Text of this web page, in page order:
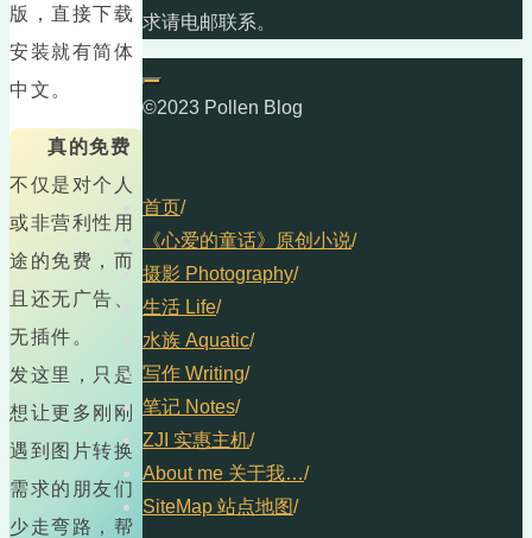
版，直接下载
安装就有简体
中文。
真的免费
不仅是对个人
或非营利性用
途的免费，而
且还无广告、
无插件。
发这里，只是
想让更多刚刚
遇到图片转换
需求的朋友们
少走弯路，帮
求请电邮联系。
©2023 Pollen Blog
首页/
《心爱的童话》原创小说/
摄影 Photography/
生活 Life/
水族 Aquatic/
写作 Writing/
笔记 Notes/
ZJI 实惠主机/
About me 关于我…/
SiteMap 站点地图/